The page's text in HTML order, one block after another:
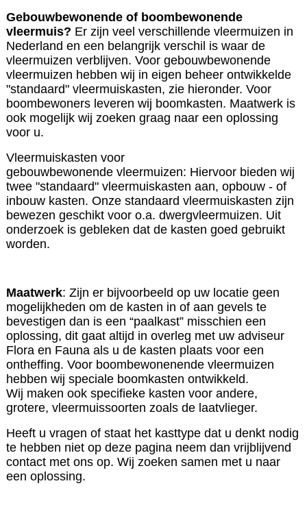
Gebouwbewonende of boombewonende
vleermuis? Er zijn veel verschillende vleermuizen in
Nederland en een belangrijk verschil is waar de
vleermuizen verblijven. Voor gebouwbewonende
vleermuizen hebben wij in eigen beheer ontwikkelde
"standaard" vleermuiskasten, zie hieronder. Voor
boombewoners leveren wij boomkasten. Maatwerk is
ook mogelijk wij zoeken graag naar een oplossing
voor u.
Vleermuiskasten voor
gebouwbewonendevleermuizen: Hiervoor bieden wij
twee "standaard" vleermuiskasten aan, opbouw - of
inbouw kasten. Onze standaard vleermuiskasten zijn
bewezen geschikt voor o.a. dwergvleermuizen. Uit
onderzoek is gebleken dat de kasten goed gebruikt
worden.
Maatwerk: Zijn er bijvoorbeeld op uw locatie geen
mogelijkheden om de kasten in of aan gevels te
bevestigen dan is een “paalkast” misschien een
oplossing, dit gaat altijd in overleg met uw adviseur
Flora en Fauna als u de kasten plaats voor een
ontheffing. Voor boombewonenende vleermuizen
hebben wij speciale boomkasten ontwikkeld.
Wij maken ook specifieke kasten voor andere,
grotere, vleermuissoorten zoals de laatvlieger.
Heeft u vragen of staat het kasttype dat u denkt nodig
te hebben niet op deze pagina neem dan vrijblijvend
contact met ons op. Wij zoeken samen met u naar
een oplossing.